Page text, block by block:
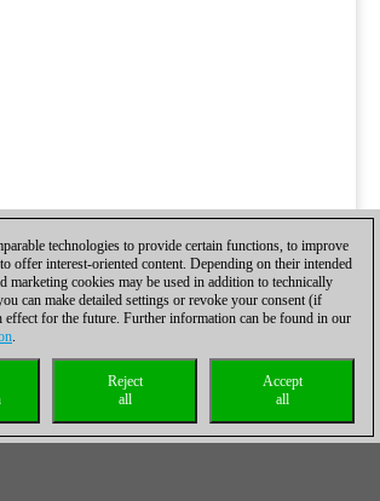
technologies to provide certain functions, to improve
offer interest-oriented content. Depending on their intended
marketing cookies may be used in addition to technically
can make detailed settings or revoke your consent (if
effect for the future. Further information can be found in our
.
Accept
all
Reject
all